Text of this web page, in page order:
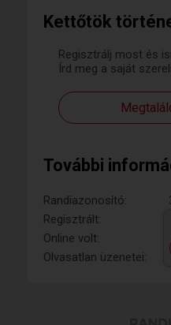
Kettőtök
Regisztrálj most és
Írd meg a saját
További
Randiazonosító:
Regisztrált:
Online volt:
Olvasatlan üzenetei: